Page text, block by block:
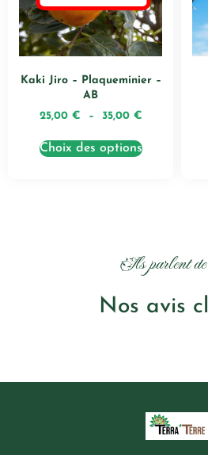
Kaki Jiro – Plaqueminier –
AB
25,00 € – 35,00 €
Choix des options
Ils parlent de
Nos avis